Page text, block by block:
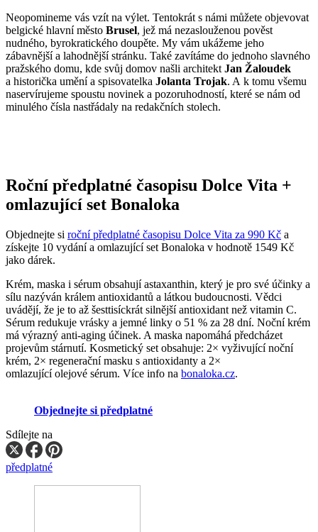
Neopomineme vás vzít na výlet. Tentokrát s námi můžete objevovat
belgické hlavní město Brusel, jež má nezaslouženou pověst
nudného, byrokratického doupěte. My vám ukážeme jeho
zábavnější a lahodnější stránku. Také zavítáme do jednoho slavného
pražského domu, kde svůj domov našli architekt Jan Žaloudek
a historička umění a spisovatelka Jolanta Trojak. A k tomu všemu
naservírujeme spoustu novinek a pozoruhodností, které se nám od
minulého čísla nastřádaly na redakčních stolech.
Roční předplatné časopisu Dolce Vita +
omlazující set Bonaloka
Objednejte si roční předplatné časopisu Dolce Vita za 990 Kč a
získejte 10 vydání a omlazující set Bonaloka v hodnotě 1549 Kč
jako dárek.
Krém, maska i sérum obsahují astaxanthin, který je pro své účinky a
sílu nazýván králem antioxidantů a látkou budoucnosti. Vědci
uvádějí, že je to až šesttisíckrát silnější antioxidant než vitamin C.
Sérum redukuje vrásky a jemné linky o 51 % za 28 dní. Noční krém
má výrazný anti-aging účinek. A maska napomáhá předcházet
projevům stárnutí. Kosmetický set obsahuje: 2× vyživující noční
krém, 2× regenerační masku s antioxidanty a 2×
omlazující olejové sérum. Více info na bonaloka.cz.
Objednejte si předplatné
Sdílejte na
předplatné